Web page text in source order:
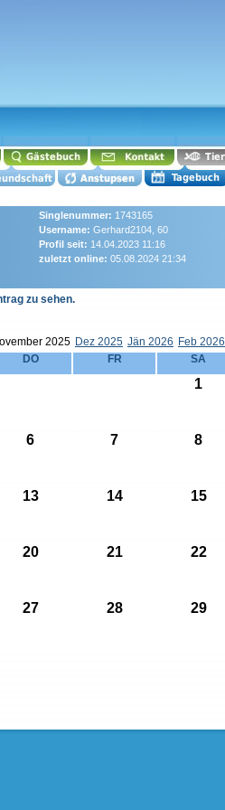
Singlenummer: 1743165
Username: Gerhard2104, 60
Profil seit: 14.04.2023 11:16
zuletzt online: 05.08.2024 21:34
zu sehen.
2025 Dez 2025 Jän 2026 Feb 2026
DO FR SA
1
6 7 8
13 14 15
20 21 22
27 28 29